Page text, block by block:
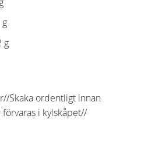
g
g
Skaka ordentligt innan
i kylskåpet//